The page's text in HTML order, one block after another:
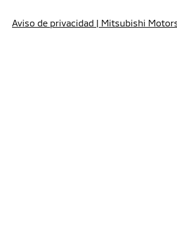
Aviso de privacidad | Mitsubishi